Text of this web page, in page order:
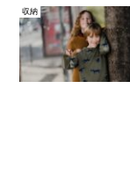
収納